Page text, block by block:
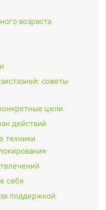
возраста
советы
цели
действий
техники
себя
поддержкой